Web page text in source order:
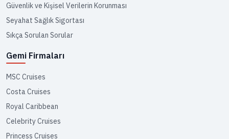
Güvenlik ve Kişisel Verilerin Korunması
Seyahat Sağlık Sigortası
Sıkça Sorulan Sorular
Gemi Firmaları
MSC Cruises
Costa Cruises
Royal Caribbean
Celebrity Cruises
Princess Cruises